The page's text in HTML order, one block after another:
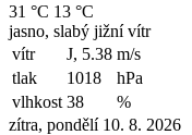
31 °C 13 °C
jasno, slabý jižní vítr
vítr
J, 5.38 m/s
tlak
1018
hPa
vlhkost 38
%
zítra, pondělí 10. 8. 2026